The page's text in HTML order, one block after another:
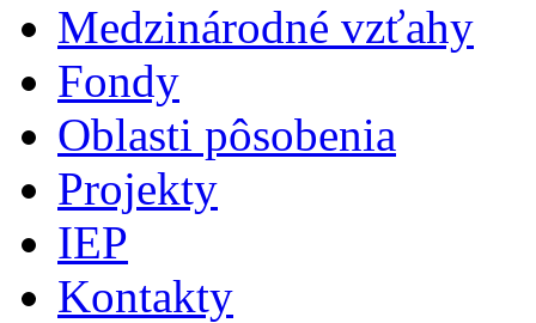
Medzinárodné vzťahy
Fondy
Oblasti pôsobenia
Projekty
IEP
Kontakty